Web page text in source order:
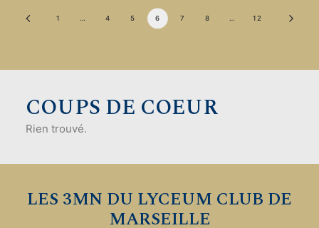
1 … 4 5 6 7 8 … 12
COUPS DE COEUR
Rien trouvé.
LES 3MN DU LYCEUM CLUB DE
MARSEILLE